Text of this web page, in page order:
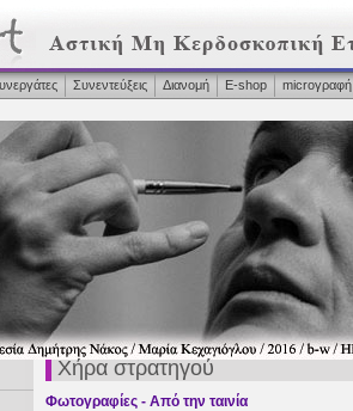
Συνεντεύξεις Διανομή Ε-shop microγραφή
Χήρα στρατηγού
Φωτογραφίες - Από την ταινία